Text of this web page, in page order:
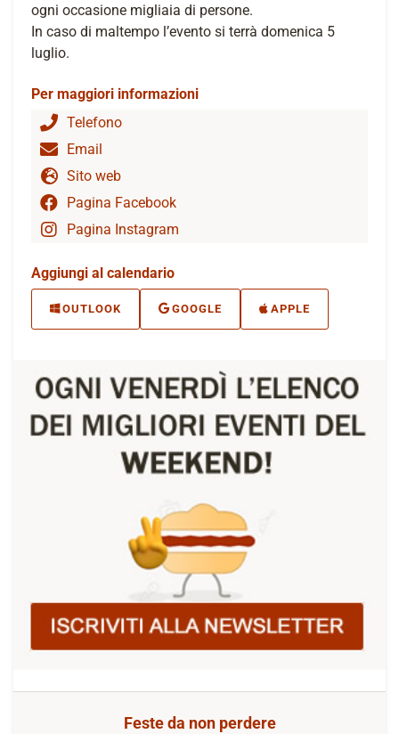
ogni occasione migliaia di persone.
In caso di maltempo l’evento si terrà domenica 5
luglio.
Per maggiori informazioni
Telefono
Email
Sito web
Pagina Facebook
Pagina Instagram
Aggiungi al calendario
OUTLOOK GOOGLE APPLE
Feste da non perdere